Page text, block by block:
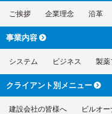
ご挨拶 企業理念 沿革
事業内容
システム ビジネス 製薬
クライアント別 メニュー
建設会社の皆様へ ビルオ